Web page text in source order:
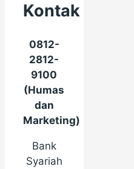
Kontak
0812-
2812-
9100
(Humas
dan
Marketing)
Bank
Syariah